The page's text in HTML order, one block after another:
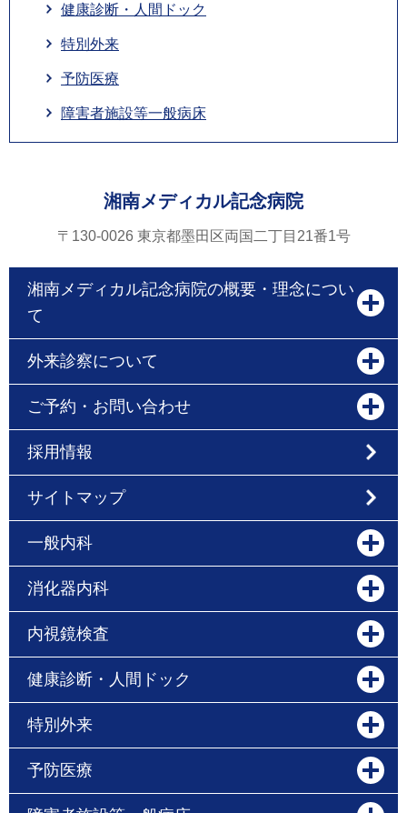
健康診断・人間ドック
特別外来
予防医療
障害者施設等一般病床
湘南メディカル記念病院
〒130-0026 東京都墨田区両国二丁目21番1号
湘南メディカル記念病院の概要・理念につい
て
外来診察について
ご予約・お問い合わせ
採用情報
サイトマップ
一般内科
消化器内科
内視鏡検査
健康診断・人間ドック
特別外来
予防医療